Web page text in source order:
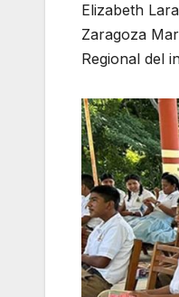
Elizabeth
Zaragoza
Regional del